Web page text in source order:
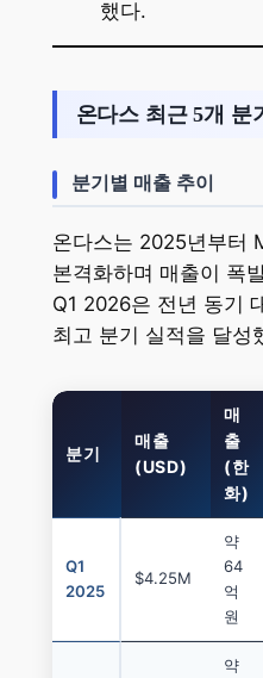
했다.
온다스 최근 5개 분
분기별 매출 추이
온다스는 2025년부터
본격화하며 매출이 폭
Q1 2026은 전년 동기
최고 분기 실적을 달성
분기
매출
(USD)
매
출
(한
화)
Q1
2025
$4.25M
약
64
억
원
약